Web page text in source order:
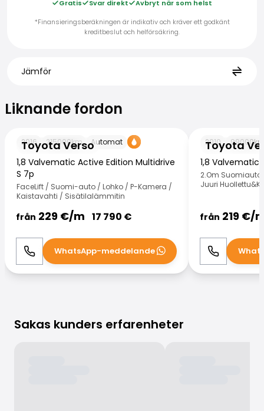
Gratis Svar direkt
Avbryt när som helst
*Finansieringsberäkningen är indikativ och kräver ett godkänt
kreditbeslut och helförsäkring.
Jämför
Liknande fordon
Toyota Verso
2016 215000km Automat
1,8 Valvematic Active Edition Multidrive
S 7p
FaceLift / Suomi-auto / Lohko / P-Kamera /
Kaistavahti / Sisätilalämmitin
från 229 €/m 17 790 €
Ring WhatsApp
WhatsApp-meddelande
Toyota
2010 99000
1,8 Valvematic
2.Om
Juuri
från 219 €/
Ring
Sakas kunders erfarenheter